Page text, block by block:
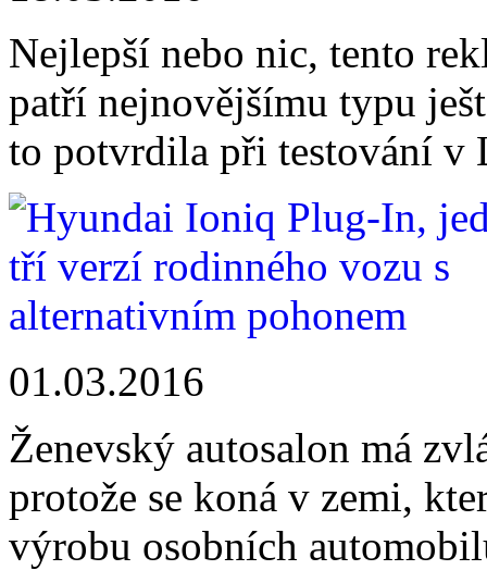
Nejlepší nebo nic, tento
patří nejnovějšímu typu
to potvrdila při testování v
01.03.2016
Ženevský autosalon má
protože se koná v zemi,
výrobu osobních